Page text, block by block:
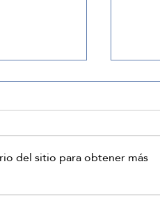
del sitio para obtener más